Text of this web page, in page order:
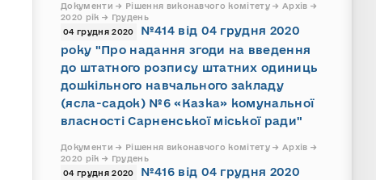
Документи → Рішення виконавчого комітету → Архів →
2020 рік → Грудень
04 грудня 2020
№414 від 04 грудня 2020
року "Про надання згоди на введення
до штатного розпису штатних одиниць
дошкільного навчального закладу
(ясла-садок) №6 «Казка» комунальної
власності Сарненської міської ради"
Документи → Рішення виконавчого комітету → Архів →
2020 рік → Грудень
04 грудня 2020
№416 від 04 грудня 2020